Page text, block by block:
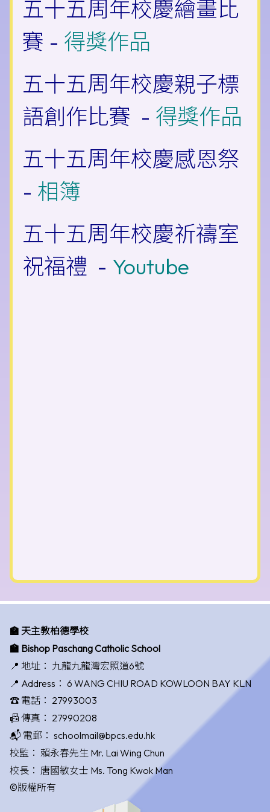
五十五周年校慶繪畫比
賽 - 得獎作品
五十五周年校慶親子標
語創作比賽 - 得獎作品
五十五周年校慶感恩祭
- 相簿
五十五周年校慶祈禱室
祝福禮 - Youtube
🏫 天主教柏德學校
🏫 Bishop Paschang Catholic School
📍 地址： 九龍九龍灣宏照道6號
📍 Address： 6 WANG CHIU ROAD KOWLOON BAY KLN
☎️ 電話： 27993003
📠 傳真： 27990208
📬 電郵： schoolmail@bpcs.edu.hk
校監： 賴永春先生 Mr. Lai Wing Chun
校長： 唐國敏女士 Ms. Tong Kwok Man
©版權所有